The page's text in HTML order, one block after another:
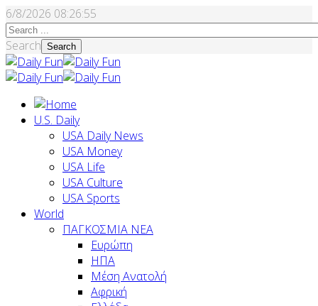
6/8/2026 08:26:56
Search Search
U.S. Daily
USA Daily News
USA Money
USA Life
USA Culture
USA Sports
World
ΠΑΓΚΟΣΜΙΑ ΝΕΑ
Ευρώπη
ΗΠΑ
Μέση Ανατολή
Αφρική